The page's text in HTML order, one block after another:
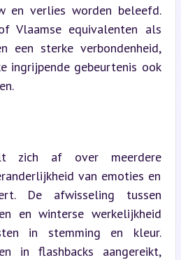
en verlies worden beleefd.
Vlaamse equivalenten als
een sterke verbondenheid,
ingrijpende gebeurtenis ook
zich af over meerdere
van emoties en
De afwisseling tussen
en winterse werkelijkheid
in stemming en kleur.
in flashbacks aangereikt,